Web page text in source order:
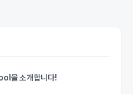
을 소개합니다!